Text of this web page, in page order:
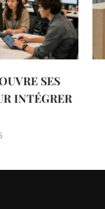
SES
INTÉGRER